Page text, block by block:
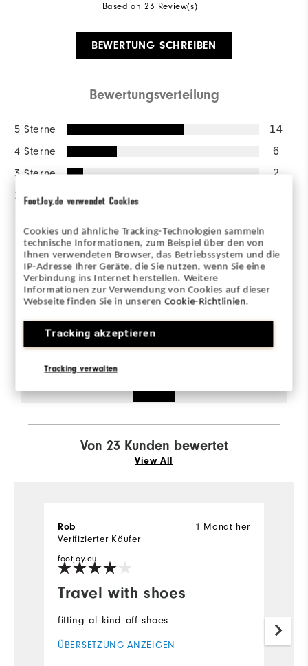
FootJoy.de verwendet Cookies
Cookies und ähnliche Tracking-Technologien sammeln
technische Informationen, zum Beispiel über den von
Ihnen verwendeten Browser, das Betriebssystem und die
IP-Adresse Ihrer Geräte, die Sie nutzen, wenn Sie eine
Verbindung ins Internet herstellen. Weitere
Informationen zur Verwendung von Cookies auf dieser
Webseite finden Sie in unserenCookie-Richtlinien.
Tracking akzeptieren
Tracking verwalten
Based on 23 Review(s)
BEWERTUNG SCHREIBEN
Bewertungsverteilung
5 Sterne 14
4 Sterne 6
3 Sterne 2
2 Sterne
85%
der Anwortgeber würden es
einem Freund
weiterempfehlen.
Sizing/Fit
Overall Size
Von 23 Kunden bewertet
View All
Travel with shoes
1 Monat her
Rob
Verifizierter Käufer
footjoy.eu
fitting al kind off shoes
ÜBERSETZUNG ANZEIGEN